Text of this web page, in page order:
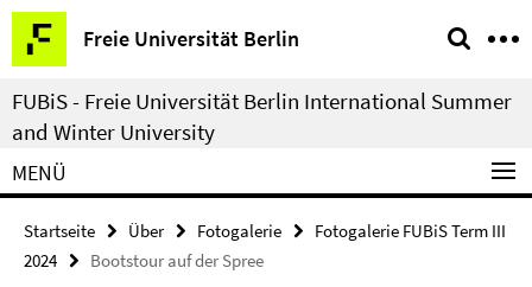
Springe
direkt
zu
Inhalt
Freie Universität Berlin
Service-
Navigation
FUBiS - Freie Universität Berlin International Summer
and Winter University
MENÜ
Startseite Über Fotogalerie
Fotogalerie FUBiS Term III
2024
Bootstour auf der Spree